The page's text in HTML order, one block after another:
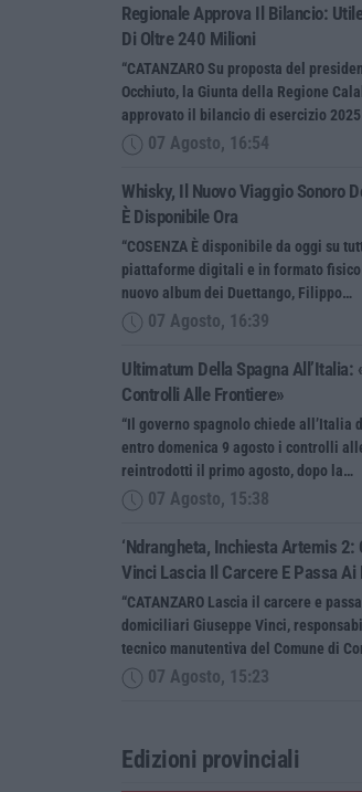
Regionale Approva Il Bilancio:
Di Oltre 240 Milioni
“CATANZARO Su proposta del
Occhiuto, la Giunta della Regione
approvato il bilancio di esercizio
07 Agosto, 16:54
Whisky, Il Nuovo Viaggio Sonoro
È Disponibile Ora
“COSENZA È disponibile da oggi su
piattaforme digitali e in formato fisico
nuovo album dei Duettango, Filippo…
07 Agosto, 16:39
Ultimatum Della Spagna All’Italia:
Controlli Alle Frontiere»
“Il governo spagnolo chiede all’Italia
entro domenica 9 agosto i controlli
reintrodotti il primo agosto, dopo la…
07 Agosto, 15:38
‘Ndrangheta, Inchiesta Artemis 2:
Vinci Lascia Il Carcere E Passa
“CATANZARO Lascia il carcere e
domiciliari Giuseppe Vinci,
tecnico manutentiva del Comune di
07 Agosto, 15:23
Edizioni provinciali